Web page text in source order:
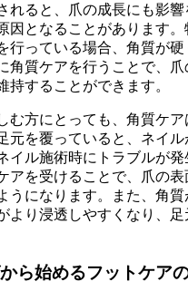
れると、爪の成長にも影響
因となることがあります
行っている場合、角質が硬
角質ケアを行うことで、爪
持することができます。
む方にとっても、角質ケア
元を覆っていると、ネイル
イル施術時にトラブルが
アを受けることで、爪の
うになります。また、角
より浸透しやすくなり、足
ら始めるフットケア